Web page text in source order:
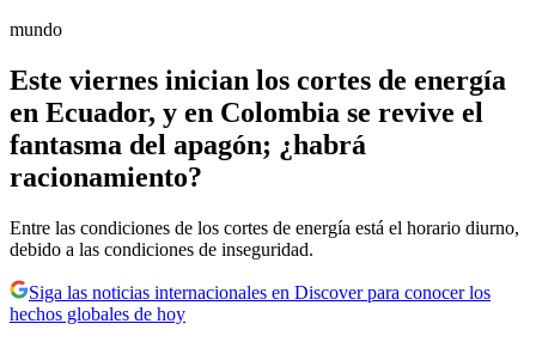
mundo
Este viernes inician los cortes de energía
en Ecuador, y en Colombia se revive el
fantasma del apagón; ¿habrá
racionamiento?
Entre las condiciones de los cortes de energía está el horario diurno,
debido a las condiciones de inseguridad.
Siga las noticias internacionales en Discover para conocer los
hechos globales de hoy